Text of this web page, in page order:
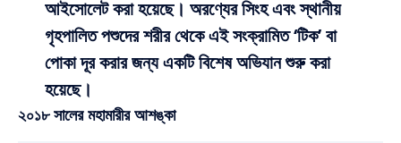
আইসোলেটকরা হয়েছে। অরণ্যের সিংহ এবং স্থানীয়
গৃহপালিত পশুদের শরীর থেকে এই সংক্রামিত ‘টিক’ বা
পোকা দূর করার জন্য একটি বিশেষ অভিযান শুরু করা
হয়েছে।
২০১৮ সালের মহামারীর আশঙ্কা